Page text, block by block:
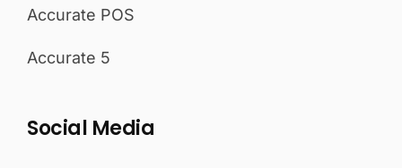
Accurate POS
Accurate 5
Social Media